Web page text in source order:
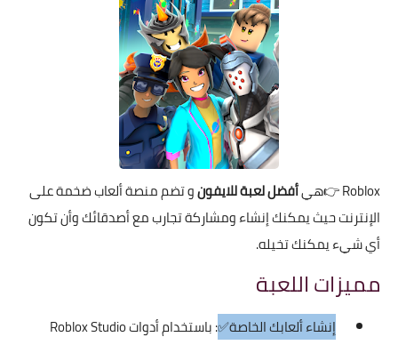
Roblox👉هيأفضل لعبة للايفونو تضم منصة ألعاب ضخمة على
الإنترنت حيث يمكنك إنشاء ومشاركة تجارب مع أصدقائك وأن تكون
أي شيء يمكنك تخيله.
مميزات اللعبة
إنشاء ألعابك الخاصة✅
: باستخدام أدوات Roblox Studio